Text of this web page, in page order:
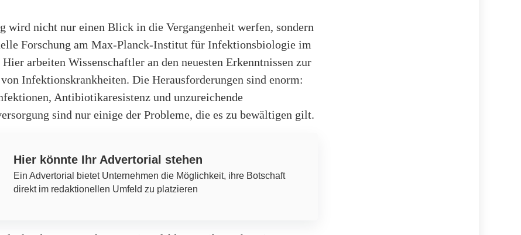
wird nicht nur einen Blick in die Vergangenheit werfen, sondern
Forschung am Max-Planck-Institut für Infektionsbiologie im
Hier arbeiten Wissenschaftler an den neuesten Erkenntnissen zur
Infektionskrankheiten. Die Herausforderungen sind enorm:
Antibiotikaresistenz und unzureichende
sind nur einige der Probleme, die es zu bewältigen gilt.
Hier könnte Ihr Advertorial stehen
Ein Advertorial bietet Unternehmen die Möglichkeit, ihre Botschaft
direkt im redaktionellen Umfeld zu platzieren